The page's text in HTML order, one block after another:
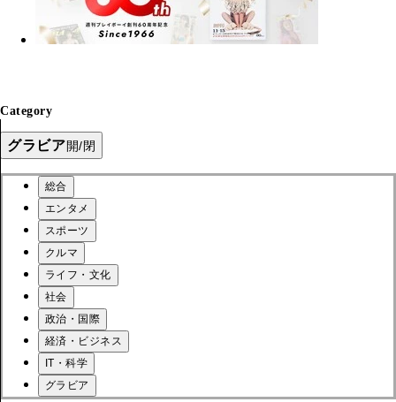
Category
グラビア開/閉
総合
エンタメ
スポーツ
クルマ
ライフ・文化
社会
政治・国際
経済・ビジネス
IT・科学
グラビア